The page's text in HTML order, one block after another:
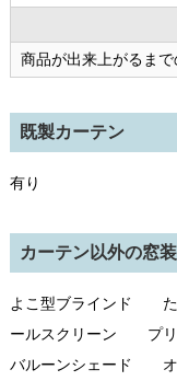
商品が出来上がるま
既製カーテン
有り
カーテン以外の窓
よこ型ブラインド
ールスクリーン プ
バルーンシェード オ